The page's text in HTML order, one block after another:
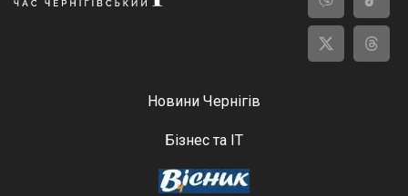
Новини Чернігів
Бізнес та ІТ